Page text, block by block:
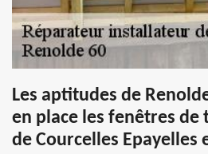
Les aptitudes de
en place les fenêtres de
de Courcelles Epayelles